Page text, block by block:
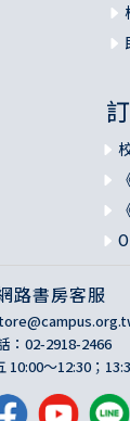
路書房客服
：02-2918-2466
10:00～12:30；